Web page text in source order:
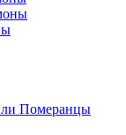
Померанцы